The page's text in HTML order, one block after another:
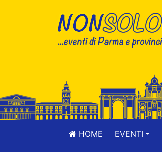
HOME EVENTI